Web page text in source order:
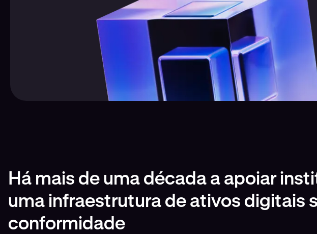
Há mais de uma década a apoiar
uma infraestrutura de ativos digitais
conformidade